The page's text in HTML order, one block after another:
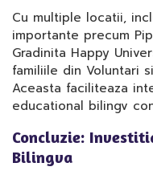
Cu multiple locatii,
importante precum
Gradinita Happy
familiile din Voluntari
Aceasta faciliteaza
educational bilingv
Concluzie:
Bilingva